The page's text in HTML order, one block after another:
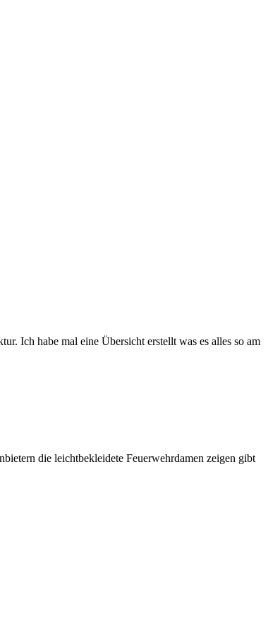
Ich habe mal eine Übersicht erstellt was es alles so am
die leichtbekleidete Feuerwehrdamen zeigen gibt